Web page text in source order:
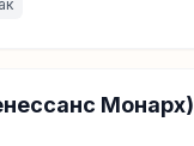
Монарх)